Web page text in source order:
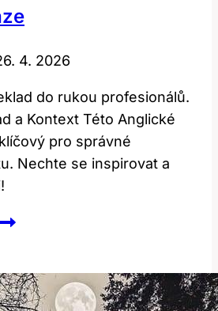
4. 2026
do rukou profesionálů.
a Kontext Této Anglické
pro správné
Nechte se inspirovat a